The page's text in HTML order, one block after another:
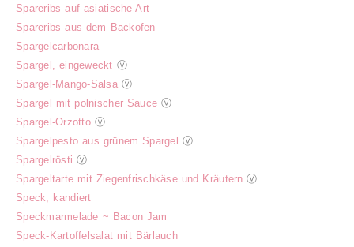
Spareribs auf asiatische Art
Spareribs aus dem Backofen
Spargelcarbonara
Spargel, eingeweckt ⓥ
Spargel-Mango-Salsaⓥ
Spargel mit polnischer Sauce ⓥ
Spargel-Orzottoⓥ
Spargelpesto aus grünem Spargel ⓥ
Spargelrösti ⓥ
Spargeltarte mit Ziegenfrischkäse und Kräutern ⓥ
Speck, kandiert
Speckmarmelade ~ Bacon Jam
Speck-Kartoffelsalat mit Bärlauch